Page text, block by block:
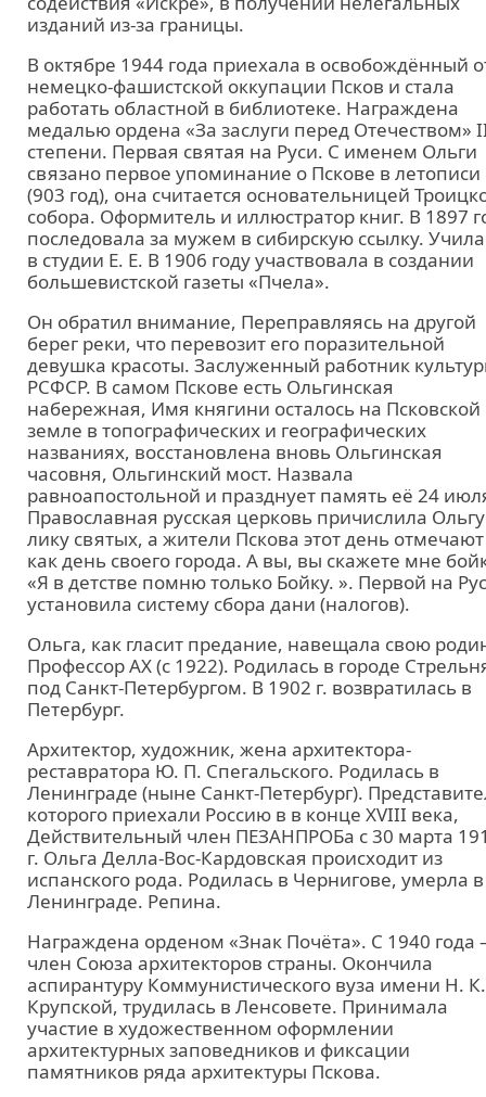
изданий из-за границы.
В октябре 1944 года приехала в освобождённый
немецко-фашистской оккупации Псков и стала
работать областной в библиотеке. Награждена
медалью ордена «За заслуги перед Отечеством»
степени. Первая святая на Руси. С именем Ольги
связано первое упоминание о Пскове в летописи
(903 год), она считается основательницей
собора. Оформитель и иллюстратор книг. В 1897
последовала за мужем в сибирскую ссылку.
в студии Е. Е. В 1906 году участвовала в создании
большевистской газеты «Пчела».
Он обратил внимание, Переправляясь на другой
берег реки, что перевозит его поразительной
девушка красоты. Заслуженный работник
РСФСР. В самом Пскове есть Ольгинская
набережная, Имя княгини осталось на Псковской
земле в топографических и географических
названиях, восстановлена вновь Ольгинская
часовня, Ольгинский мост. Назвала
равноапостольной и празднует память её 24
Православная русская церковь причислила
лику святых, а жители Пскова этот день отмечают
как день своего города. А вы, вы скажете мне
«Я в детстве помню только Бойку. ». Первой на
установила систему сбора дани (налогов).
Ольга, как гласит предание, навещала свою
Профессор АХ (с 1922). Родилась в городе
под Санкт-Петербургом. В 1902 г. возвратилась в
Петербург.
Архитектор, художник, жена архитектора-
реставратора Ю. П. Спегальского. Родилась в
Ленинграде (ныне Санкт-Петербург).
которого приехали Россию в в конце XVIII века,
Действительный член ПЕЗАНПРОБа с 30 марта
г. Ольга Делла-Вос-Кардовская происходит из
испанского рода. Родилась в Чернигове, умерла в
Ленинграде. Репина.
Награждена орденом «Знак Почёта». С 1940 года
член Союза архитекторов страны. Окончила
аспирантуру Коммунистического вуза имени Н. К.
Крупской, трудилась в Ленсовете. Принимала
участие в художественном оформлении
архитектурных заповедников и фиксации
памятников ряда архитектуры Пскова.